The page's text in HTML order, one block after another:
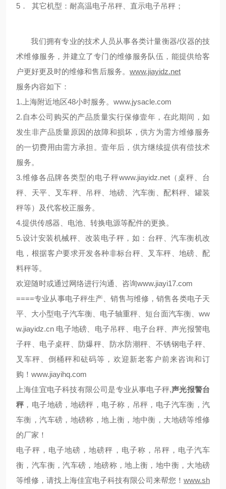
5． 其它机型：耐高温电子吊秤、直示电子吊秤；
我们拥有专业的技术人员从事各类计量衡器/仪器的技
术维修服务，并建立了专门的维修服务队伍，能提供给客
户更好更及时的维修和售后服务。 www.jiayidz.net
服务内容如下：
1.上海附近地区48小时服务。 www.jysacle.com
2.自本公司购买的产品质量实行保修壹年，在此期间，如
发生非产品质量原因的故障和损坏，供方为需方维修服务
的一切费用由需方承担。壹年后，供方继续提供有偿技术
服务。
3.维修各品牌各类型的电子秤www.jiayidz.net（桌秤、台
秤、天平、叉车秤、吊秤、地磅、汽车衡、配料秤、罐装
秤等）及代客校正服务。
4.提供传感器、电池、转换电源等配件的更换。
5.设计安装机械秤、改装电子秤，如：台秤、汽车衡机改
电，根据客户要求开发各种非标台秤、叉车秤、地磅、配
料秤等。
欢迎随时或通过网络进行沟通、咨询www.jiayi17.com
====专业从事电子秤生产、销售与维修，销售各类电子天
平、大小型电子汽车衡、电子轴重秤、短台面汽车衡、 ww
w.jiayidz.cn 电子地磅、电子吊秤、电子台秤、声光报警电
子秤、电子桌秤、防爆秤、防水防潮秤、不锈钢电子秤、
叉车秤、倒桶秤和砝码等，欢迎新老客户前来咨询和订
购！ www.jiayihq.com
上海佳宜电子科技有限公司是专业从事电子秤,声光报警台
秤，电子地磅，地磅秤，电子称，吊秤，电子汽车衡，汽
车衡，汽车磅，地磅称，地上衡，地中衡，大地磅等维修
的厂家！
电子秤，电子地磅，地磅秤，电子称，吊秤，电子汽车
衡，汽车衡，汽车磅，地磅称，地上衡，地中衡，大地磅
等维修，请找上海佳宜电子科技有限公司来帮您！ www.sh